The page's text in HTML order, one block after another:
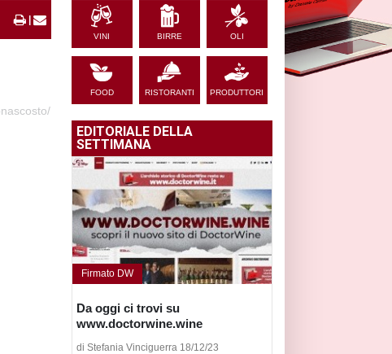
|
VINI BIRRE OLI
FOOD RISTORANTI PRODUTTORI
EDITORIALE DELLA
SETTIMANA
Firmato DW
Da oggi ci trovi su
www.doctorwine.wine
di Stefania Vinciguerra 18/12/23